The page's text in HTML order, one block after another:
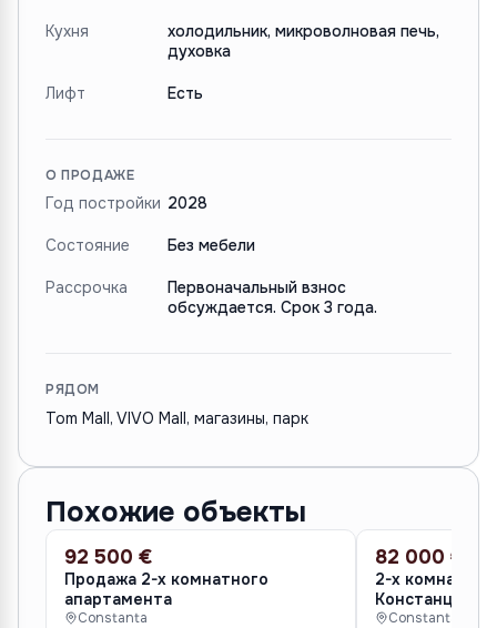
Кухня
холодильник, микроволновая печь,
духовка
Лифт Есть
О ПРОДАЖЕ
Год постройки 2028
Состояние Без мебели
Рассрочка
Первоначальный взнос
обсуждается. Срок 3 года.
РЯДОМ
Tom Mall, VIVO Mall, магазины, парк
Похожие объекты
ПРОДАЖА
92 500 €
Продажа 2-х комнатного
апартамента
Constanta
ПРОДАЖА
82 000 €
2-х комнатная
Констанце
Constanta